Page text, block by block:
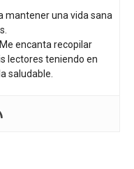
mantener una vida sana
encanta recopilar
lectores teniendo en
saludable.